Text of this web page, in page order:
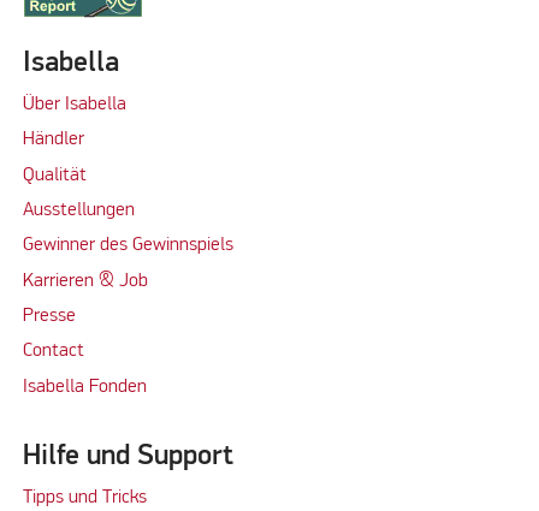
Isabella
Über Isabella
Händler
Qualität
Ausstellungen
Gewinner des Gewinnspiels
Karrieren & Job
Presse
Contact
Isabella Fonden
Hilfe und Support
Tipps und Tricks